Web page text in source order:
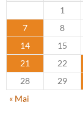
1
7
8
14
15
21
22
28
29
« Mai